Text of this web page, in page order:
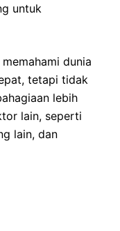
untuk
dunia
tetapi tidak
lebih
lain, seperti
lain, dan